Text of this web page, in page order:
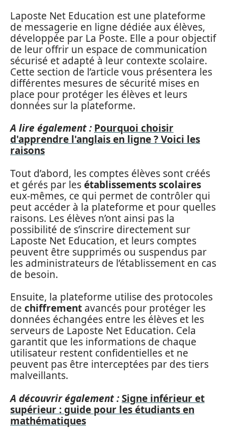
Laposte Net Education est une plateforme
de messagerie en ligne dédiée aux élèves,
développée par La Poste. Elle a pour objectif
de leur offrir un espace de communication
sécurisé et adapté à leur contexte scolaire.
Cette section de l’article vous présentera les
différentes mesures de sécurité mises en
place pour protéger les élèves et leurs
données sur la plateforme.
A lire également : Pourquoi choisir
d'apprendre l'anglais en ligne ? Voici les
raisons
Tout d’abord, les comptes élèves sont créés
et gérés par lesétablissements scolaires
eux-mêmes, ce qui permet de contrôler qui
peut accéder à la plateforme et pour quelles
raisons. Les élèves n’ont ainsi pas la
possibilité de s’inscrire directement sur
Laposte Net Education, et leurs comptes
peuvent être supprimés ou suspendus par
les administrateurs de l’établissement en cas
de besoin.
Ensuite, la plateforme utilise des protocoles
de chiffrement avancés pour protéger les
données échangées entre les élèves et les
serveurs de Laposte Net Education. Cela
garantit que les informations de chaque
utilisateur restent confidentielles et ne
peuvent pas être interceptées par des tiers
malveillants.
A découvrir également :Signe inférieur et
supérieur : guide pour les étudiants en
mathématiques